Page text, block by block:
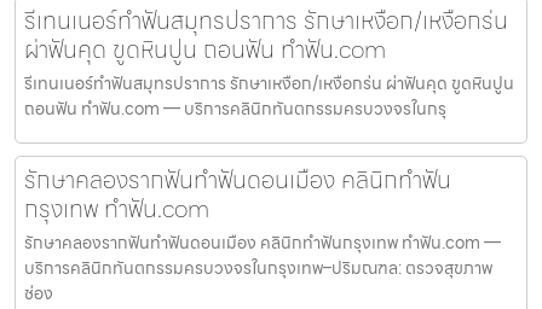
รีเทนเนอร์ทำฟันสมุทรปราการ รักษาเหงือก/เหงือกร่น
ผ่าฟันคุด ขูดหินปูน ถอนฟัน ทำฟัน.com
รีเทนเนอร์ทำฟันสมุทรปราการ รักษาเหงือก/เหงือกร่น ผ่าฟันคุด ขูดหินปูน
ถอนฟัน ทำฟัน.com — บริการคลินิกทันตกรรมครบวงจรในกรุ
รักษาคลองรากฟันทำฟันดอนเมือง คลินิกทำฟัน
กรุงเทพ ทำฟัน.com
รักษาคลองรากฟันทำฟันดอนเมือง คลินิกทำฟันกรุงเทพ ทำฟัน.com —
บริการคลินิกทันตกรรมครบวงจรในกรุงเทพ–ปริมณฑล: ตรวจสุขภาพ
ช่อง